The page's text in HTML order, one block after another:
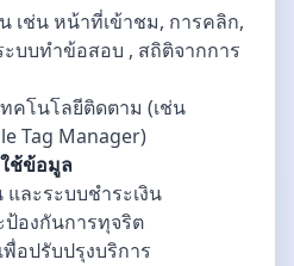
เช่น หน้าที่เข้าชม, การคลิก,
ะบบทำข้อสอบ , สถิติจากการ
คโนโลยีติดตาม (เช่น
Tag Manager)
ช้ข้อมูล
ละระบบชำระเงิน
ป้องกันการทุจริต
อปรับปรุงบริการ